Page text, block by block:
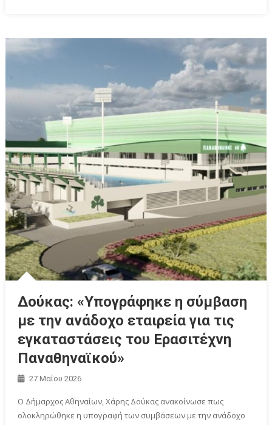
Δούκας: «Υπογράφηκε η σύμβαση
με την ανάδοχο εταιρεία για τις
εγκαταστάσεις του Ερασιτέχνη
Παναθηναϊκού»
27 Μαΐου 2026
Ο Δήμαρχος Αθηναίων, Χάρης Δούκας ανακοίνωσε πως
ολοκληρώθηκε η υπογραφή των συμβάσεων με την ανάδοχο